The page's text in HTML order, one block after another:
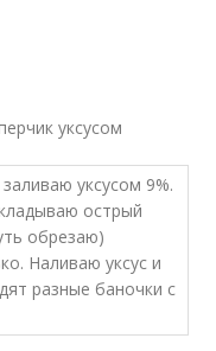
уксусом
уксусом 9%.
острый
обрезаю)
Наливаю уксус и
разные баночки с